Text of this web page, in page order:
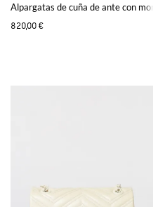
Alpargatas de cuña de ante con
820,00 €